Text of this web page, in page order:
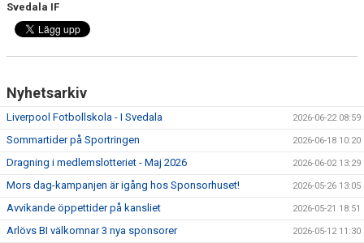
Svedala IF
Nyhetsarkiv
Liverpool Fotbollskola - I Svedala 2026-06-22 08:59
Sommartider på Sportringen 2026-06-18 10:20
Dragning i medlemslotteriet - Maj 2026 2026-06-02 13:29
Mors dag-kampanjen är igång hos Sponsorhuset! 2026-05-26 13:05
Avvikande öppettider på kansliet 2026-05-21 18:51
Arlövs BI välkomnar 3 nya sponsorer 2026-05-12 11:30